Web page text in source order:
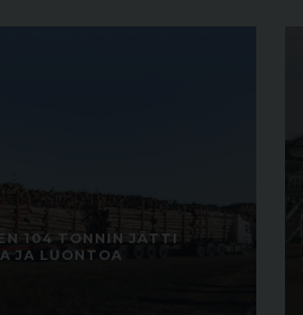
104 TONNIN JÄTTI
JA LUONTOA